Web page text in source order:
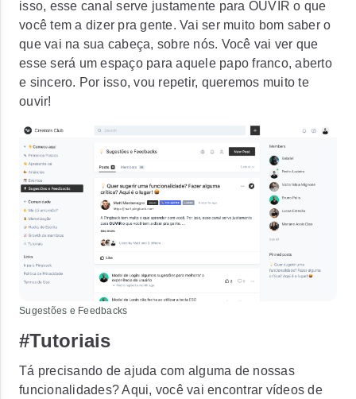
isso, esse canal serve justamente para OUVIR o que
você tem a dizer pra gente. Vai ser muito bom saber o
que vai na sua cabeça, sobre nós. Você vai ver que
esse será um espaço para aquele papo franco, aberto
e sincero. Por isso, vou repetir, queremos muito te
ouvir!
Sugestões e Feedbacks
#Tutoriais
Tá precisando de ajuda com alguma de nossas
funcionalidades? Aqui, você vai encontrar vídeos de